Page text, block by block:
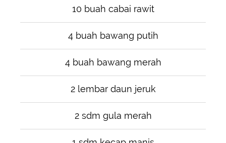
10 buah cabai rawit
4 buah bawang putih
4 buah bawang merah
2 lembar daun jeruk
2 sdm gula merah